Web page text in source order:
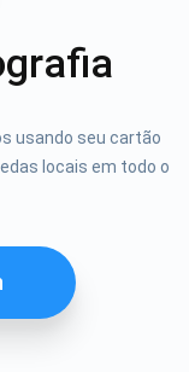
usando seu cartão
locais em todo o